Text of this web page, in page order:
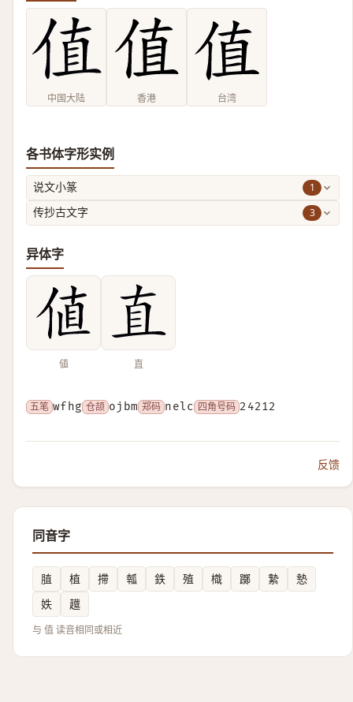
中国大陆 香港 台湾
各书体字形实例
说文小篆 1
传抄古文字 3
异体字
値 直
五笔 wfhg 仓颉 ojbm 郑码 nelc 四角号码 24212
反馈
同音字
䐈 植 摕 瓡 鉄 殖 樴 躑 縶
慹
妷
䟈
与 值 读音相同或相近